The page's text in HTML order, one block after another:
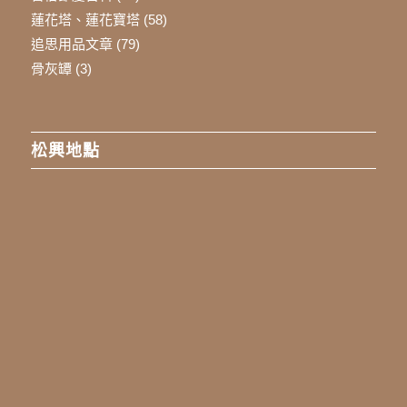
蓮花塔、蓮花寶塔(58)
追思用品文章(79)
骨灰罈(3)
松興地點